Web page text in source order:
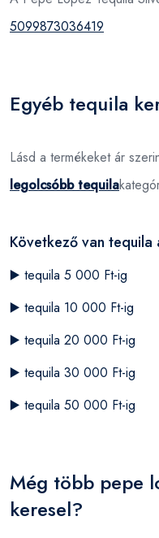
5099873036419
Egyéb tequila
Lásd a termékeket ár
legolcsóbb tequila
Következő van tequila
▶️ tequila 5 000 Ft-ig
▶️ tequila 10 000 Ft-ig
▶️ tequila 20 000 Ft-ig
▶️ tequila 30 000 Ft-ig
▶️ tequila 50 000 Ft-ig
Még több pepe
keresel?